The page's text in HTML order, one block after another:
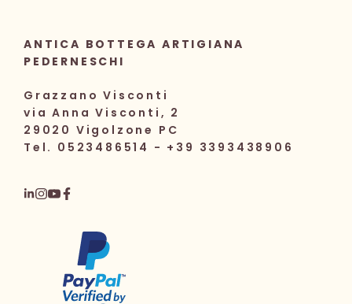
ANTICA BOTTEGA ARTIGIANA
PEDERNESCHI
Grazzano Visconti
via Anna Visconti, 2
29020 Vigolzone PC
Tel. 0523486514 - +39 3393438906